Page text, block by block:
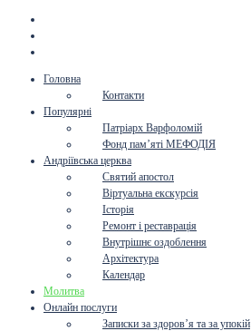
Головна
Контакти
Популярні
Патріарх Варфоломій
Фонд пам’яті МЕФОДІЯ
Андріївська церква
Святий апостол
Віртуальна екскурсія
Історія
Ремонт і реставрація
Внутрішнє оздоблення
Архітектура
Календар
Молитва
Онлайн послуги
Записки за здоров’я та за упокій